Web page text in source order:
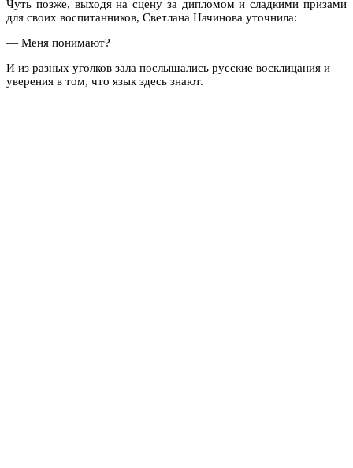
Чуть позже, выходя на сцену за дипломом и сладкими призами
для своих воспитанников, Светлана Начинова уточнила:
— Меня понимают?
И из разных уголков зала послышались русские восклицания и
уверения в том, что язык здесь знают.